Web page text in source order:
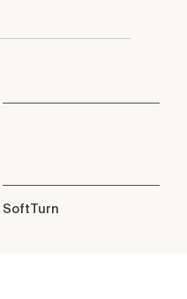
SoftTurn